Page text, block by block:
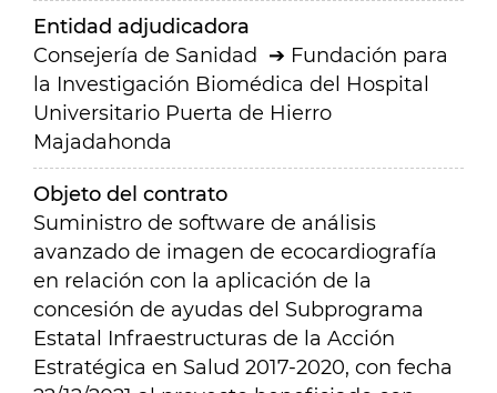
Entidad adjudicadora
Consejería de Sanidad
Fundación para
la Investigación Biomédica del Hospital
Universitario Puerta de Hierro
Majadahonda
Objeto del contrato
Suministro de software de análisis
avanzado de imagen de ecocardiografía
en relación con la aplicación de la
concesión de ayudas del Subprograma
Estatal Infraestructuras de la Acción
Estratégica en Salud 2017-2020, con fecha